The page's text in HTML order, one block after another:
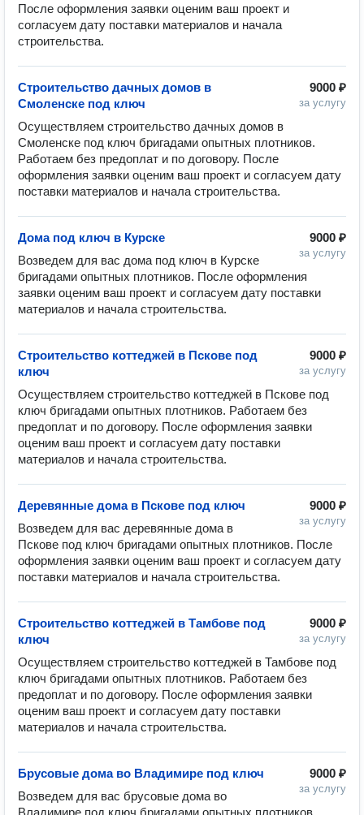
После оформления заявки оценим ваш проект и
согласуем дату поставки материалов и начала
9000 ₽
за услугу
Строительство дачных домов в
Смоленске под ключ
Осуществляем строительство дачных домов в
Смоленске под ключ бригадами опытных плотников.
Работаем без предоплат и по договору. После
оформления заявки оценим ваш проект и согласуем дату
9000 ₽
за услугу
Дома под ключ в Курске
Возведем для вас дома под ключ в Курске
бригадами опытных плотников. После оформления
заявки оценим ваш проект и согласуем дату поставки
9000 ₽
за услугу
Строительство коттеджей в Пскове под
ключ
Осуществляем строительство коттеджей в Пскове под
ключ бригадами опытных плотников. Работаем без
предоплат и по договору. После оформления заявки
оценим ваш проект и согласуем дату поставки
9000 ₽
за услугу
Деревянные дома в Пскове под ключ
Возведем для вас деревянные дома в
Пскове под ключ бригадами опытных плотников. После
оформления заявки оценим ваш проект и согласуем дату
9000 ₽
за услугу
Строительство коттеджей в Тамбове под
ключ
Осуществляем строительство коттеджей в Тамбове под
ключ бригадами опытных плотников. Работаем без
предоплат и по договору. После оформления заявки
оценим ваш проект и согласуем дату поставки
9000 ₽
за услугу
Брусовые дома во Владимире под ключ
Возведем для вас брусовые дома во
Владимире под ключ бригадами опытных плотников.